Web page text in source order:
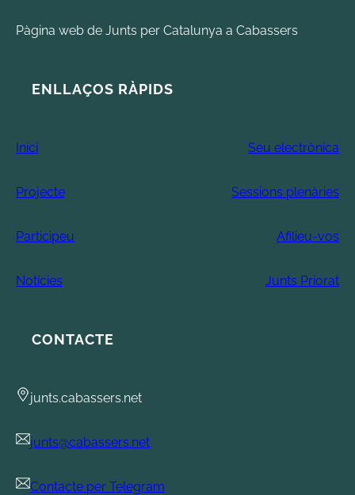
Pàgina web de Junts per Catalunya a Cabassers
ENLLAÇOS RÀPIDS
Inici Seu electrònica
Projecte Sessions plenàries
Participeu Afilieu-vos
Notícies Junts Priorat
CONTACTE
junts.cabassers.net
junts@cabassers.net
Contacte per Telegram